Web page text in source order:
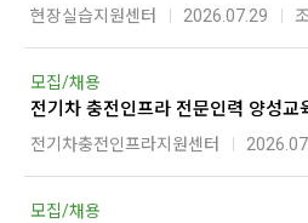
현장실습지원센터 2026.07.29
모집/채용
전기차충전인프라지원센터
모집/채용